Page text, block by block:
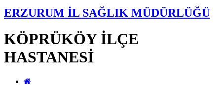
ERZURUM İL SAĞLIK MÜDÜRLÜĞÜ
KÖPRÜKÖY İLÇE
HASTANESİ